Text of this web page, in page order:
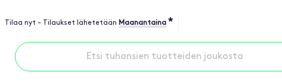
Tilaa nyt - Tilaukset lähetetään Maanantaina *